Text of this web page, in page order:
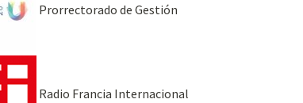
Prorrectorado de Gestión
Radio Francia Internacional